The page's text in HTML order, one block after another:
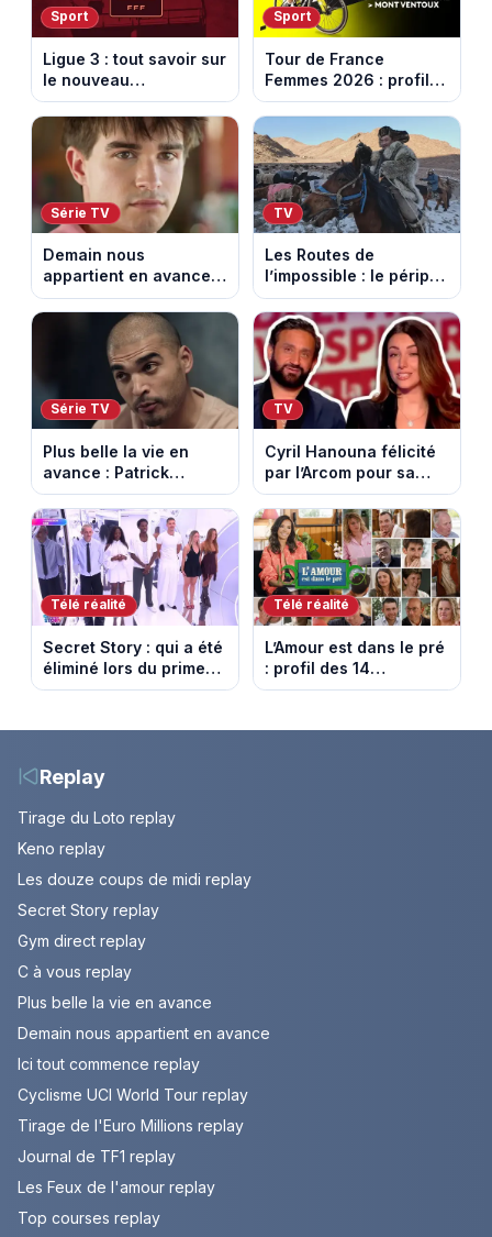
Sport
Ligue 3 : tout savoir sur
le nouveau
championnat qui
succède au National
Sport
Tour de France
Femmes 2026 : profil
et horaires de la 7e
étape entre La Voulte-
sur-Rhône et le Mont
Ventoux
Série TV
Demain nous
appartient en avance:
Samuel perd le
contrôle. Episode du 10
août 2026.
TV
Les Routes de
l’impossible : le périple
glacial d’une famille
nomade en Mongolie
Série TV
Plus belle la vie en
avance : Patrick
Nebout est-il mort ?
Episode du 10 août
2026 (spoiler)
TV
Cyril Hanouna félicité
par l’Arcom pour sa
maîtrise de l’antenne
face aux propos de
Delphine Wespiser sur
le cancer
Télé réalité
Secret Story : qui a été
éliminé lors du prime
du 6 août 2026 sur
Télé réalité
L’Amour est dans le pré
: profil des 14
agriculteurs, speed
nouvelles histoires
Replay
Tirage du Loto replay
Keno replay
Les douze coups de midi replay
Secret Story replay
Gym direct replay
C à vous replay
Plus belle la vie en avance
Demain nous appartient en avance
Ici tout commence replay
Cyclisme UCI World Tour replay
Tirage de l'Euro Millions replay
Journal de TF1 replay
Les Feux de l'amour replay
Top courses replay